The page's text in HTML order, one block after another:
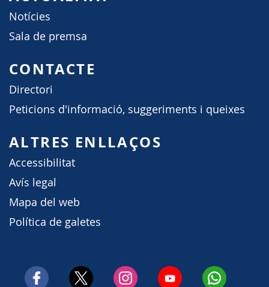
Notícies
Sala de premsa
CONTACTE
Directori
Peticions d'informació, suggeriments i queixes
ALTRES ENLLAÇOS
Accessibilitat
Avís legal
Mapa del web
Política de galetes